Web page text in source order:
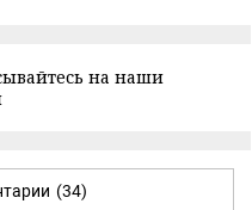
на наши
(34)